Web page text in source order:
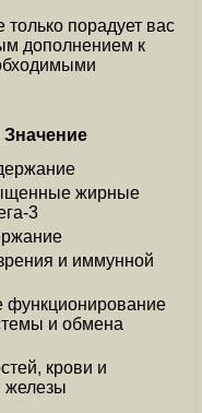
порадует вас
дополнением к
Значение
жирные
3
и иммунной
функционирование
и обмена
крови и
железы